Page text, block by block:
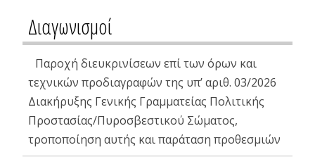
Διαγωνισμοί
Παροχή διευκρινίσεων επί των όρων και
τεχνικών προδιαγραφών της υπ’ αριθ. 03/2026
Διακήρυξης Γενικής Γραμματείας Πολιτικής
Προστασίας/Πυροσβεστικού Σώματος,
τροποποίηση αυτής και παράταση προθεσμιών